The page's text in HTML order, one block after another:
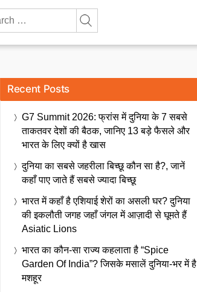
Recent Posts
G7 Summit 2026: फ्रांस में दुनिया के 7 सबसे
ताकतवर देशों की बैठक, जानिए 13 बड़े फैसले और
भारत के लिए क्यों है खास
दुनिया का सबसे जहरीला बिच्छू कौन सा है?, जानें
कहाँ पाए जाते हैं सबसे ज्यादा बिच्छू
भारत में कहाँ है एशियाई शेरों का असली घर? दुनिया
की इकलौती जगह जहाँ जंगल में आज़ादी से घूमते हैं
Asiatic Lions
भारत का कौन-सा राज्य कहलाता है “Spice
Garden Of India”? जिसके मसालें दुनिया-भर में है
मशहूर